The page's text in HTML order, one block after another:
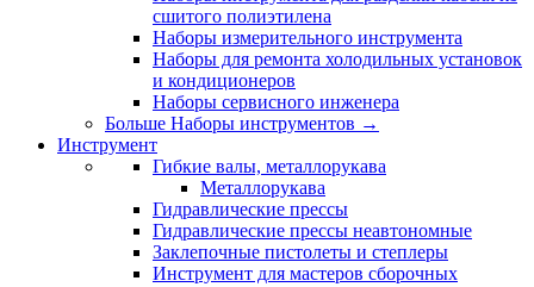
сшитого полиэтилена
Наборы измерительного инструмента
Наборы для ремонта холодильных установок
и кондиционеров
Наборы сервисного инженера
Больше Наборы инструментов →
Инструмент
Гибкие валы, металлорукава
Металлорукава
Гидравлические прессы
Гидравлические прессы неавтономные
Заклепочные пистолеты и степлеры
Инструмент для мастеров сборочных